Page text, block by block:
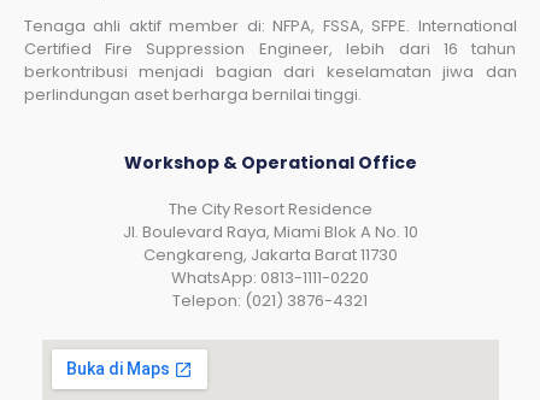
Tenaga ahli aktif member di: NFPA, FSSA, SFPE. International
Certified Fire Suppression Engineer, lebih dari 16 tahun
berkontribusi menjadi bagian dari keselamatan jiwa dan
perlindungan aset berharga bernilai tinggi.
Workshop & Operational Office
The City Resort Residence
Jl. Boulevard Raya, Miami Blok A No. 10
Cengkareng, Jakarta Barat 11730
WhatsApp: 0813-1111-0220
Telepon: (021) 3876-4321